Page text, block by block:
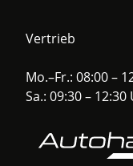
Vertrieb
Mo.–Fr.: 08:00 –
Sa.: 09:30 – 12:30